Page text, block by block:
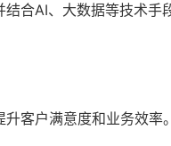
合AI、大数据等技术手段
客户满意度和业务效率